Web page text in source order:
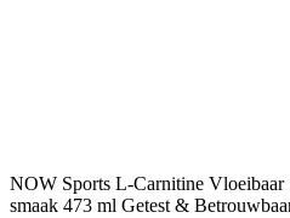
NOW Sports L-Carnitine Vloeibaar
smaak 473 ml Getest &